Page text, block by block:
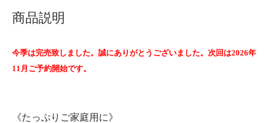
商品説明
今季は完売致しました。誠にありがとうございました。次回は2026年
11月ご予約開始です。
《たっぷりご家庭用に》